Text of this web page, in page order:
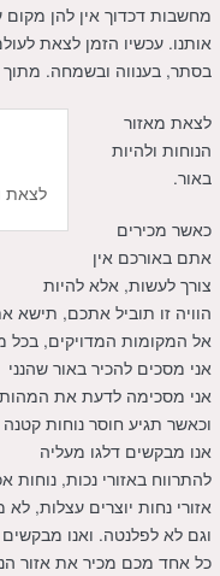
מחשבות דכדוך אין להן
אותנו. עכשיו הזמן לצאת
בסתר, בענווה ובשמחה. מתוך
לצאת מאזור
הנוחות ולהיות
באור.
כאשר מכירים
אתם באורכם אין
צורך לעשות, אלא להיות
הוויה זו תוביל אתכם, תישא
אל המקומות המדויקים, בכל
אני מסכים להכיר באור שהנני
אני מסכימה לדעת את
וכאשר תגיע חוסר נוחות קטנה
אנו מבקשים דלגו מעליה
להתרווח באזורי נכות, נוחות
אזורי נחות יוצרים עצלות,
וגם לא לפלנטה. ואנו
כל אחד מכם מכיר את אזור